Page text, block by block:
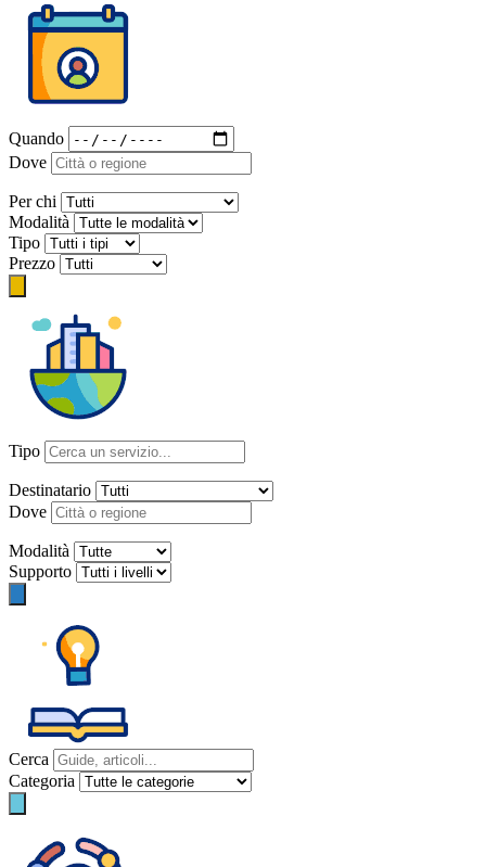
Quando
Dove
Per chi
Modalità
Tipo
Prezzo
Tipo
Destinatario
Dove
Modalità
Supporto
Cerca
Categoria